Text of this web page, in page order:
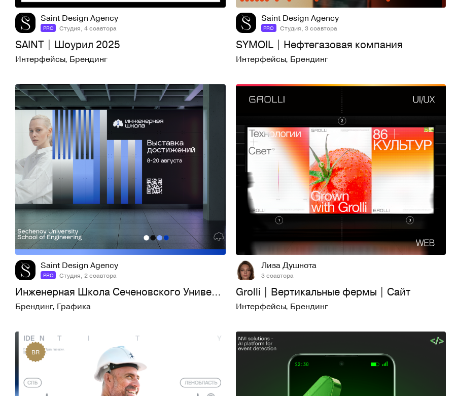
Saint Design Agency
PRO Студия, 4 соавтора
SAINT | Шоурил 2025
Интерфейсы, Брендинг
Saint Design Agency
PRO Студия, 3 соавтора
SYMOIL | Нефтегазовая компания
Интерфейсы, Брендинг
23 654
Saint Design Agency
PRO Студия, 2 соавтора
Инженерная Школа Сеченовского Университета
Брендинг, Графика
88 1K
Лиза Душнота
3 соавтора
Grolli | Вертикальные фермы | Сайт
Интерфейсы, Брендинг
BR